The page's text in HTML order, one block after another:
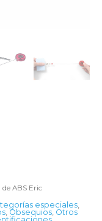
ABS Eric
especiales,
, Obsequios, Otros